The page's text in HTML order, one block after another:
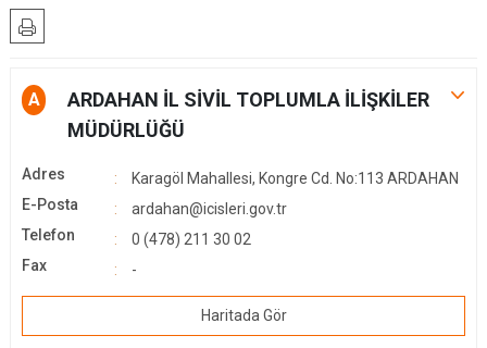
A
ARDAHAN İL SİVİL TOPLUMLA İLİŞKİLER
MÜDÜRLÜĞÜ
Adres
Karagöl Mahallesi, Kongre Cd. No:113 ARDAHAN
E-Posta
ardahan@icisleri.gov.tr
Telefon
0 (478) 211 30 02
Fax
-
Haritada Gör